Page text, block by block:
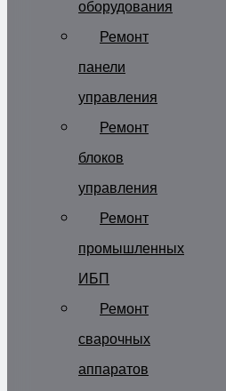
оборудования
Ремонт
панели
управления
Ремонт
блоков
управления
Ремонт
промышленных
ИБП
Ремонт
сварочных
аппаратов